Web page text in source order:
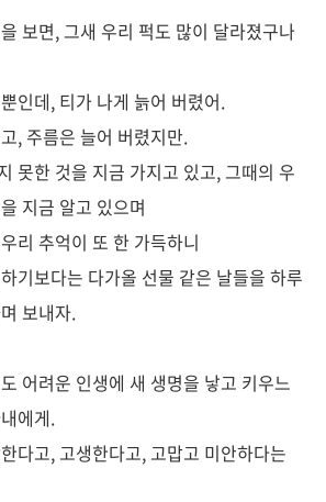
보면, 그새 우리 퍽도 많이 달라졌구나
인데, 티가 나게 늙어 버렸어.
, 주름은 늘어 버렸지만.
못한 것을 지금 가지고 있고, 그때의 우
지금 알고 있으며
리 추억이 또 한 가득하니
기보다는 다가올 선물 같은 날들을 하루
보내자.
어려운 인생에 새 생명을 낳고 키우느
에게.
다고, 고생한다고, 고맙고 미안하다는